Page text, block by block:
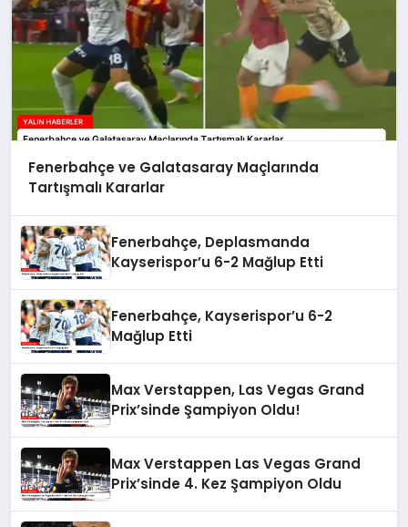
Fenerbahçe ve Galatasaray Maçlarında
Tartışmalı Kararlar
Fenerbahçe, Deplasmanda
Kayserispor’u 6-2 Mağlup Etti
Fenerbahçe, Kayserispor’u 6-2
Mağlup Etti
Max Verstappen, Las Vegas Grand
Prix’sinde Şampiyon Oldu!
Max Verstappen Las Vegas Grand
Prix’sinde 4. Kez Şampiyon Oldu